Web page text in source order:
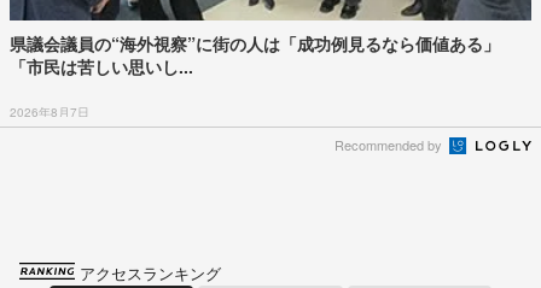
県議会議員の“海外視察”に街の人は「成功例見るなら価値ある」
「市民は苦しい思いし...
2026年8月7日
Recommended by
アクセスランキング